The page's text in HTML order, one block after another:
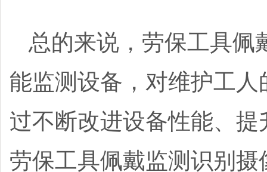
总的来说，劳保工具佩
能监测设备，对维护工
过不断改进设备性能、
劳保工具佩戴监测识别